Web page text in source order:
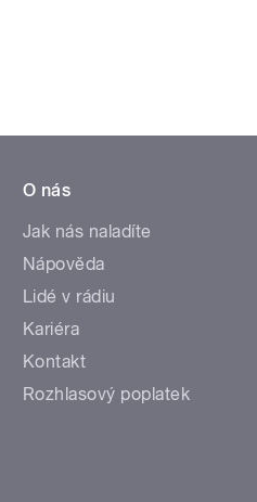
O nás
Jak nás naladíte
Nápověda
Lidé v rádiu
Kariéra
Kontakt
Rozhlasový poplatek